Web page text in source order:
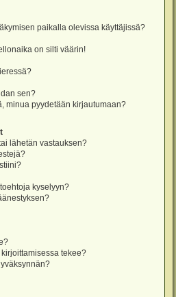
paikalla olevissa käyttäjissä?
on silti väärin!
sen?
minua pyydetään kirjautumaan?
lähetän vastauksen?
kyselyyn?
kirjoittamisessa tekee?